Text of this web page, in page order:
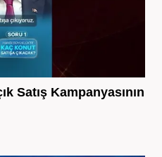
Satış Kampanyasının